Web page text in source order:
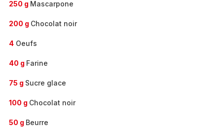
250 g Mascarpone
200 g Chocolat noir
4 Oeufs
40 g Farine
75 g Sucre glace
100 g Chocolat noir
50 g Beurre